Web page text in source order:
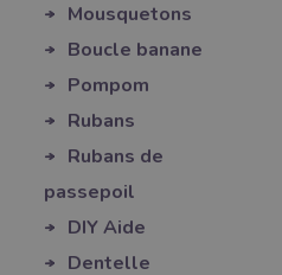
Mousquetons
Boucle banane
Pompom
Rubans
Rubans de
passepoil
DIY Aide
Dentelle